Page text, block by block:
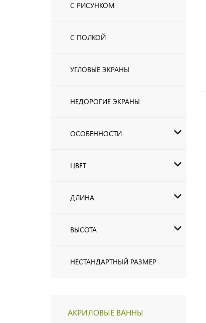
С РИСУНКОМ
С ПОЛКОЙ
УГЛОВЫЕ ЭКРАНЫ
НЕДОРОГИЕ ЭКРАНЫ
ОСОБЕННОСТИ
ЦВЕТ
ДЛИНА
ВЫСОТА
НЕСТАНДАРТНЫЙ РАЗМЕР
АКРИЛОВЫЕ ВАННЫ